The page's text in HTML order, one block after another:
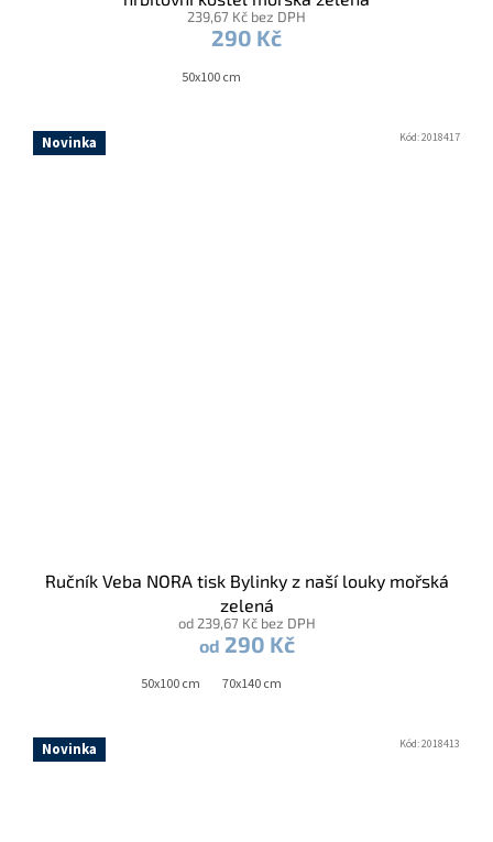
239,67 Kč bez DPH
290 Kč
50x100 cm
Novinka
Ručník Veba NORA tisk Bylinky z naší louky mořská
zelená
od 239,67 Kč bez DPH
od 290 Kč
50x100 cm 70x140 cm
Kód:2018417
Novinka Kód:2018413